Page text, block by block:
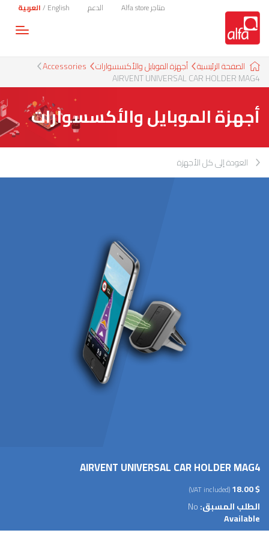
English
/العربية الدعم متاجر Alfa store
الصفحة الرئيسية أجهزة الموبايل والأكسسوارات Accessories
AIRVENT UNIVERSAL CAR HOLDER MAG4
أجهزة الموبايل والأكسسوارات
العودة إلى كل الأجهزة
AIRVENT UNIVERSAL CAR HOLDER MAG4
$ 18.00
(VAT included)
الطلب المسبق:No
Available